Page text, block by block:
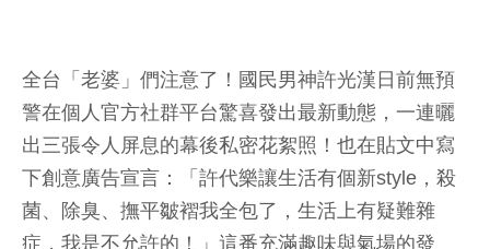
全台「老婆」們注意了！國民男神許光漢日前無預
警在個人官方社群平台驚喜發出最新動態，一連曬
出三張令人屏息的幕後私密花絮照！也在貼文中寫
下創意廣告宣言：「許代樂讓生活有個新style，殺
菌、除臭、撫平皺褶我全包了，生活上有疑難雜
症，我是不允許的！」這番充滿趣味與氣場的發